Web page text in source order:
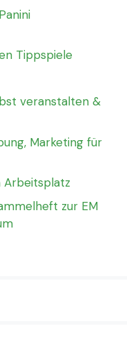
Tippspiele
veranstalten &
Marketing für
Arbeitsplatz
zur EM